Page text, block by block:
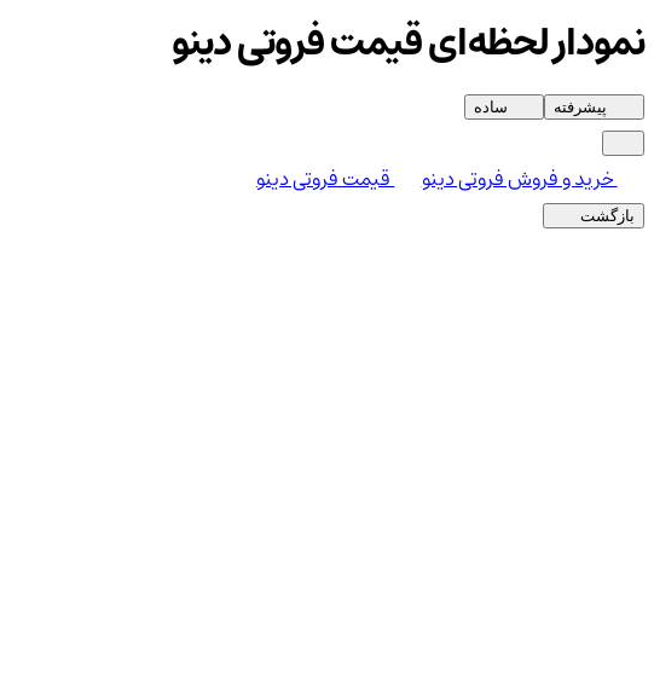
نمودار لحظه‌ای قیمت فروتی دینو
پیشرفته ساده
خرید و فروش فروتی دینو قیمت فروتی دینو
بازگشت